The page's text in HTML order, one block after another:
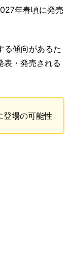
年春頃に発売
る傾向があるた
・発売される
場の可能性